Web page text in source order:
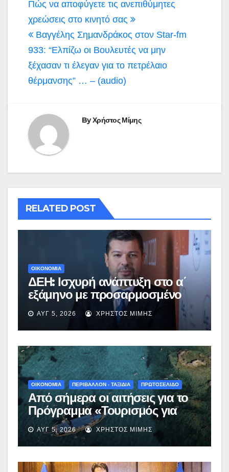
Πλοήγηση
άρθρων
Πώς να αποφύγετε τις ανεπιθύμητες
χρεώσεις στο κινητό σας
Βαγγέλης Σημανδράκος στον Star-fm
933: “Ελπίζω οι Βουλευτές να μην
ξέχασαν τι έλεγαν για το πετρέλαιο
θέρμανσης” … – (audio)
ByΧρήστος Μίμης
RELATED POST
ΟΙΚΟΝΟΜΙΑ
ΔΕΗ: Ισχυρή ανάπτυξη στο α΄
εξάμηνο με προσαρμοσμένο
EBITDA στα €1,2 δισ.
ΑΥΓ 5, 2026 ΧΡΉΣΤΟΣ ΜΊΜΗΣ
ΟΙΚΟΝΟΜΙΑ ΠΕΡΙΒΑΛΛΟΝ - ΤΑΞΙΔΙΑ ΠΡΩΤΟΣΕΛΙΔΟ
Από σήμερα οι αιτήσεις για το
Πρόγραμμα «Τουρισμός για
Όλους 2026-2027» – Πότε λήγει
η προσθεσμία
ΑΥΓ 5, 2026 ΧΡΉΣΤΟΣ ΜΊΜΗΣ